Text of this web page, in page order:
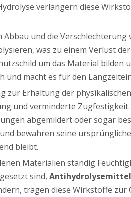
verlängern diese
Abbau und die
was zu einem Verlust
um das Material bilden
und macht es für den
zur Erhaltung der
und verminderte
abgemildert oder sogar
bewahren seine
bleibt.
Materialien ständig
sind, Antihydrolysemittel
tragen diese Wirkstoffe zur